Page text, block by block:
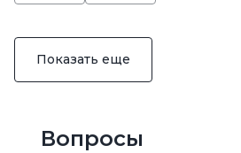
Показать еще
Вопросы